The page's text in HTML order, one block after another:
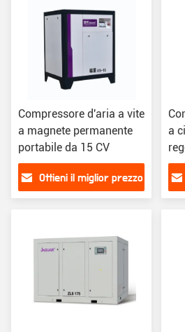
Compressore d'aria a vite
a magnete permanente
portabile da 15 CV
Ottieni il miglior prezzo
a
e